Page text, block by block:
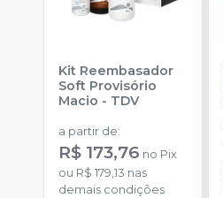
Kit Reembasador
Soft Provisório
Macio - TDV
a partir de:
R$ 173,76 no Pix
ou R$ 179,13 nas
demais condições